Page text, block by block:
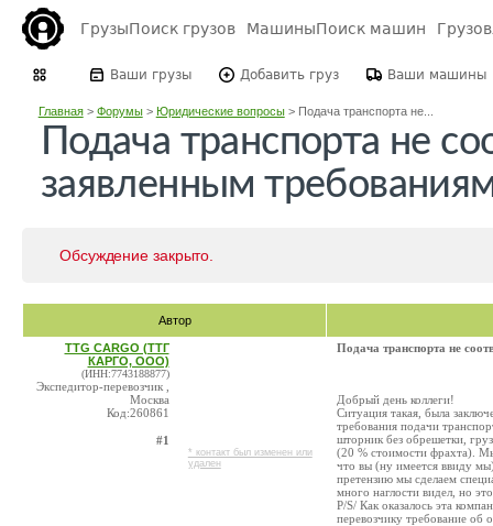
ГрузыПоиск грузов МашиныПоиск машин
Ваши грузы Добавить груз Ваши машины
Главная> Форумы> Юридические вопросы> Подача транспорта не...
Подача транспорта не
заявленным
Обсуждение закрыто.
Автор
TTG CARGO (ТТГ
КАРГО, ООО)
(ИНН:7743188877)
Экспедитор-перевозчик ,
Москва
Код:260861
#1
* контакт был изменен или
удален
Подача транспорта не
Добрый день коллеги!
Ситуация такая, была
требования подачи
шторник без обрешетки,
(20 % стоимости фрахта).
что вы (ну имеется ввиду
претензию мы сделаем
много наглости видел, но
P/S/ Как оказалось эта
перевозчику требование об